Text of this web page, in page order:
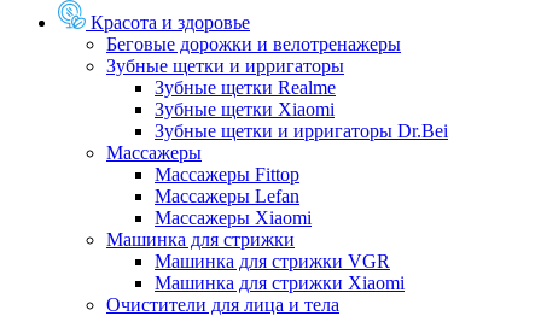
Красота и здоровье
Беговые дорожки и велотренажеры
Зубные щетки и ирригаторы
Зубные щетки Realme
Зубные щетки Xiaomi
Зубные щетки и ирригаторы Dr.Bei
Массажеры
Массажеры Fittop
Массажеры Lefan
Массажеры Xiaomi
Машинка для стрижки
Машинка для стрижки VGR
Машинка для стрижки Xiaomi
Очистители для лица и тела